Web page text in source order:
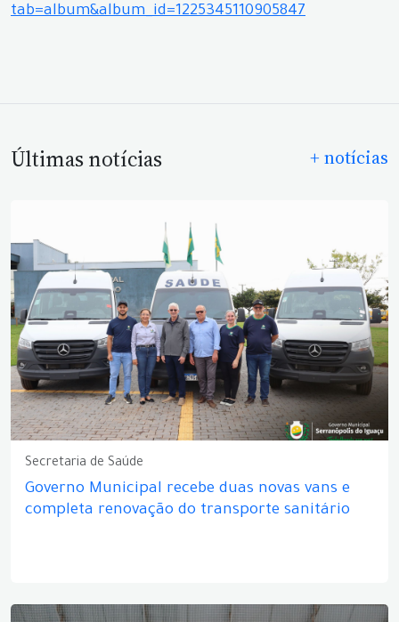
tab=album&album_id=1225345110905847
Últimas notícias + notícias
Secretaria de Saúde
Governo Municipal recebe duas novas vans e
completa renovação do transporte sanitário